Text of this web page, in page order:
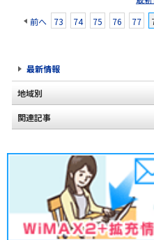
前へ
73 74 75 76 77
最新情報
地域別
北海道
甲信越
北陸
関連記事